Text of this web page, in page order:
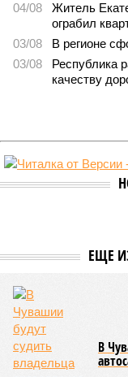
04/08
Житель
ограбил
03/08
В регионе
03/08
Республика
качеству
ЕЩЕ
В